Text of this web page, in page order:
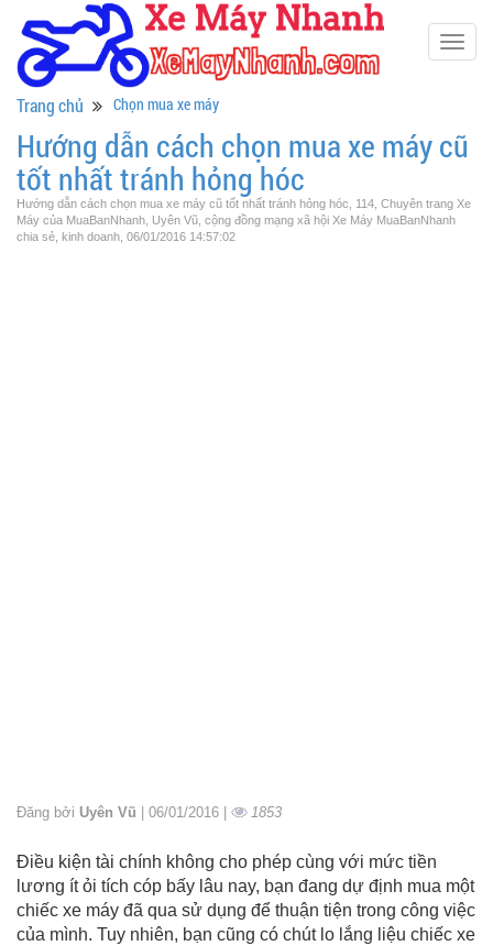
Trang chủ Chọn mua xe máy
Hướng dẫn cách chọn mua xe máy cũ
tốt nhất tránh hỏng hóc
Hướng dẫn cách chọn mua xe máy cũ tốt nhất tránh hỏng hóc, 114, Chuyên trang Xe
Máy của MuaBanNhanh, Uyên Vũ, cộng đồng mạng xã hội Xe Máy MuaBanNhanh
chia sẻ, kinh doanh, 06/01/2016 14:57:02
Đăng bởi Uyên Vũ | 06/01/2016 | 1853
Điều kiện tài chính không cho phép cùng với mức tiền
lương ít ỏi tích cóp bấy lâu nay, bạn đang dự định mua một
chiếc xe máy đã qua sử dụng để thuận tiện trong công việc
của mình. Tuy nhiên, bạn cũng có chút lo lắng liệu chiếc xe